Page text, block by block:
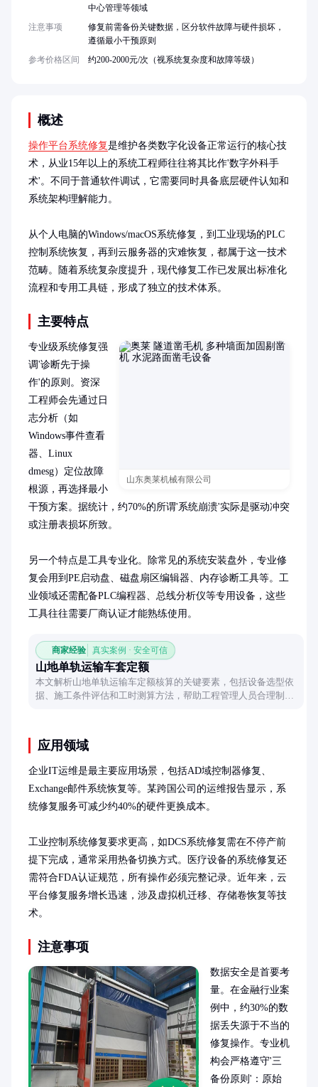
概述
操作平台系统修复是维护各类数字化设备正常运行的核心技
术，从业15年以上的系统工程师往往将其比作'数字外科手
术'。不同于普通软件调试，它需要同时具备底层硬件认知和
系统架构理解能力。
从个人电脑的Windows/macOS系统修复，到工业现场的PLC
控制系统恢复，再到云服务器的灾难恢复，都属于这一技术
范畴。随着系统复杂度提升，现代修复工作已发展出标准化
流程和专用工具链，形成了独立的技术体系。
主要特点
山东奥莱机械有限公司
专业级系统修复强
调'诊断先于操
作'的原则。资深
工程师会先通过日
志分析（如
Windows事件查看
器、Linux
dmesg）定位故障
根源，再选择最小
干预方案。据统计，约70%的所谓'系统崩溃'实际是驱动冲突
或注册表损坏所致。
另一个特点是工具专业化。除常见的系统安装盘外，专业修
复会用到PE启动盘、磁盘扇区编辑器、内存诊断工具等。工
业领域还需配备PLC编程器、总线分析仪等专用设备，这些
工具往往需要厂商认证才能熟练使用。
商家经验 真实案例 · 安全可信
山地单轨运输车套定额
本文解析山地单轨运输车定额核算的关键要素，包括设备选型依
据、施工条件评估和工时测算方法，帮助工程管理人员合理制定
应用领域
企业IT运维是最主要应用场景，包括AD域控制器修复、
Exchange邮件系统恢复等。某跨国公司的运维报告显示，系
统修复服务可减少约40%的硬件更换成本。
工业控制系统修复要求更高，如DCS系统修复需在不停产前
提下完成，通常采用热备切换方式。医疗设备的系统修复还
需符合FDA认证规范，所有操作必须完整记录。近年来，云
平台修复服务增长迅速，涉及虚拟机迁移、存储卷恢复等技
术。
注意事项
数据安全是首要考
量。在金融行业案
例中，约30%的数
据丢失源于不当的
修复操作。专业机
构会严格遵守'三
备份原则'：原始
中心管理等领域
注意事项
修复前需备份关键数据，区分软件故障与硬件损坏，
遵循最小干预原则
参考价格区间
约200-2000元/次（视系统复杂度和故障等级）